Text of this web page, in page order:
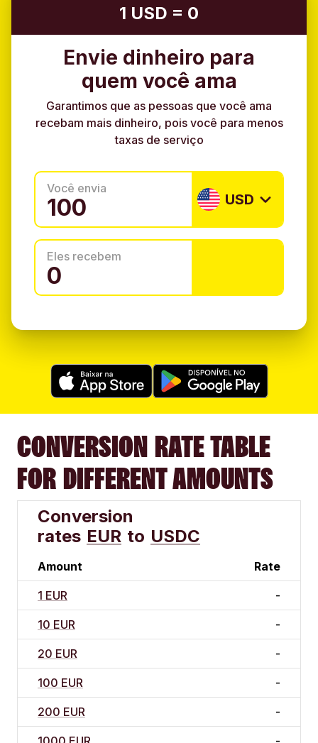
1 USD = 0
Envie dinheiro para
quem você ama
Garantimos que as pessoas que você ama
recebam mais dinheiro, pois você para menos
taxas de serviço
Você envia
USD
Eles recebem
CONVERSION RATE TABLE
FOR DIFFERENT AMOUNTS
Conversion
rates EUR to USDC
Amount Rate
1 EUR -
10 EUR -
20 EUR -
100 EUR -
200 EUR -